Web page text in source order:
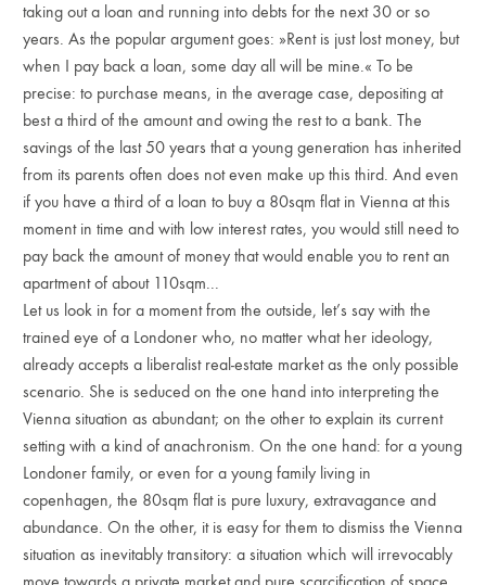
taking out a loan and running into debts for the next 30 or so
years. As the popular argument goes: »Rent is just lost money, but
when I pay back a loan, some day all will be mine.« To be
precise: to purchase means, in the average case, depositing at
best a third of the amount and owing the rest to a bank. The
savings of the last 50 years that a young generation has inherited
from its parents often does not even make up this third. And even
if you have a third of a loan to buy a 80sqm flat in Vienna at this
moment in time and with low interest rates, you would still need to
pay back the amount of money that would enable you to rent an
apartment of about 110sqm...
Let us look in for a moment from the outside, let’s say with the
trained eye of a Londoner who, no matter what her ideology,
already accepts a liberalist real-estate market as the only possible
scenario. She is seduced on the one hand into interpreting the
Vienna situation as abundant; on the other to explain its current
setting with a kind of anachronism. On the one hand: for a young
Londoner family, or even for a young family living in
copenhagen, the 80sqm flat is pure luxury, extravagance and
abundance. On the other, it is easy for them to dismiss the Vienna
situation as inevitably transitory: a situation which will irrevocably